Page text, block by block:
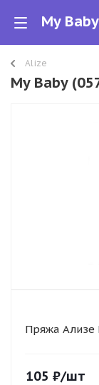
My Baby
Alize
My Baby
Пряжа Ализе
105 ₽/шт